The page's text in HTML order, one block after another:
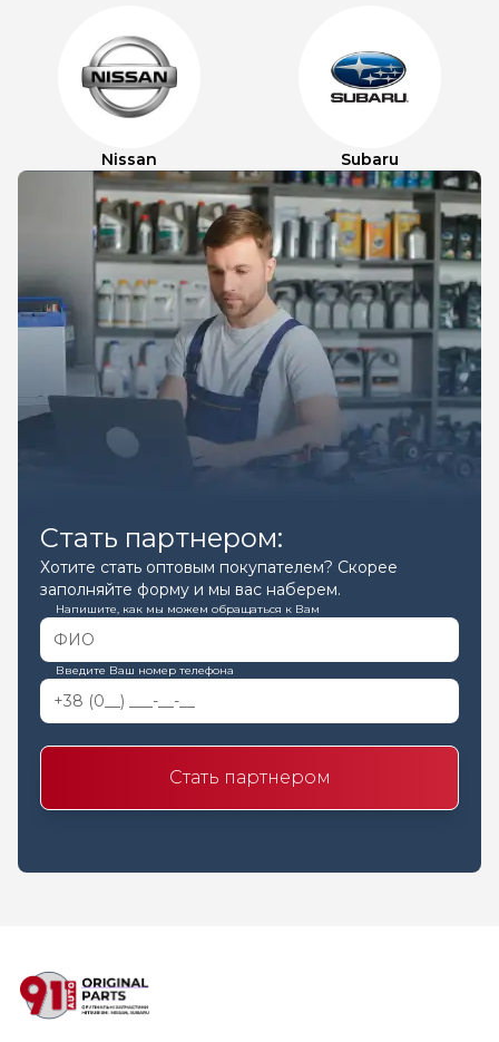
Nissan Subaru
Стать партнером:
Хотите стать оптовым покупателем? Скорее
заполняйте форму и мы вас наберем.
Напишите, как мы можем обращаться к Вам
Введите Ваш номер телефона
Стать партнером